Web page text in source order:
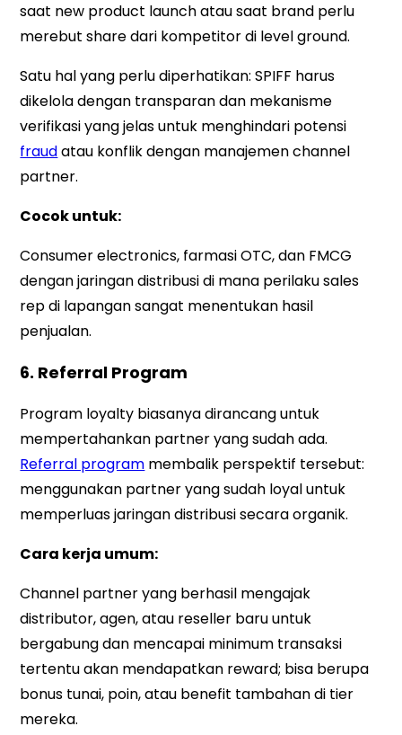
saat new product launch atau saat brand perlu
merebut share dari kompetitor di level ground.
Satu hal yang perlu diperhatikan: SPIFF harus
dikelola dengan transparan dan mekanisme
verifikasi yang jelas untuk menghindari potensi
fraudatau konflik dengan manajemen channel
partner.
Cocok untuk:
Consumer electronics, farmasi OTC, dan FMCG
dengan jaringan distribusi di mana perilaku sales
rep di lapangan sangat menentukan hasil
penjualan.
6. Referral Program
Program loyalty biasanya dirancang untuk
mempertahankan partner yang sudah ada.
Referral program membalik perspektif tersebut:
menggunakan partner yang sudah loyal untuk
memperluas jaringan distribusi secara organik.
Cara kerja umum:
Channel partner yang berhasil mengajak
distributor, agen, atau reseller baru untuk
bergabung dan mencapai minimum transaksi
tertentu akan mendapatkan reward; bisa berupa
bonus tunai, poin, atau benefit tambahan di tier
mereka.